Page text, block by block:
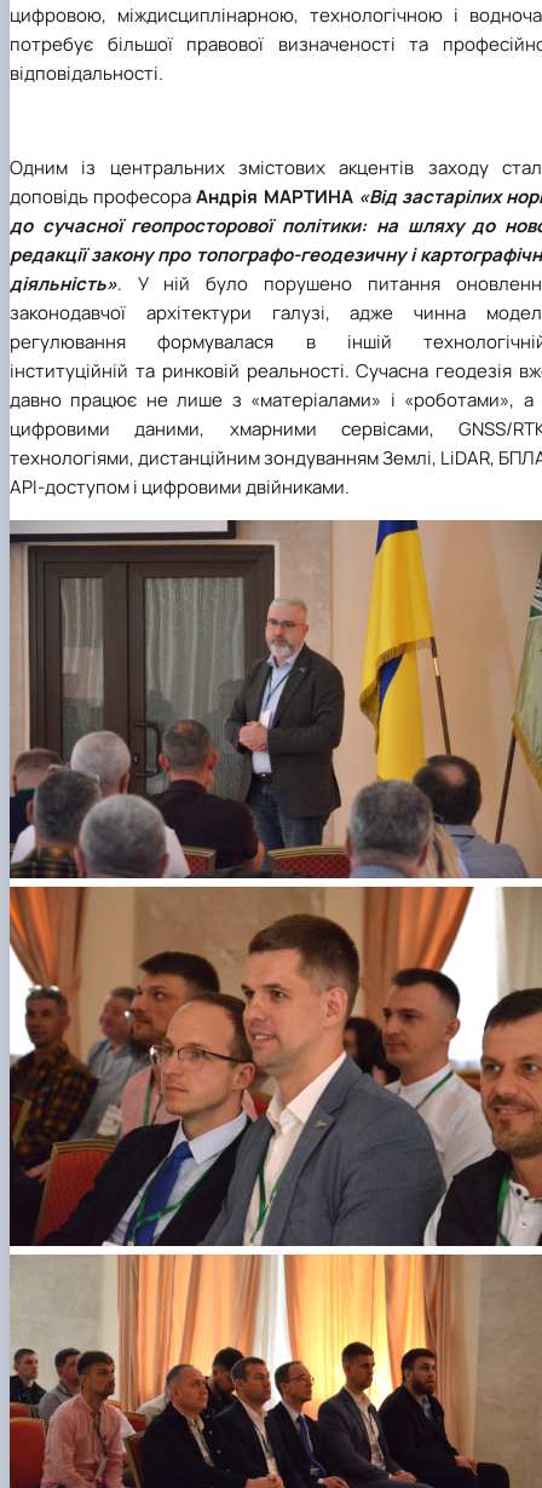
цифровою, міждисциплінарною, технологічною і
потребує більшої правової визначеності та
відповідальності.
Одним із центральних змістових акцентів заходу
доповідь професораАндрія МАРТИНА «Від застарілих
до сучасної геопросторової політики: на шляху до
редакції закону про топографо-геодезичну і
діяльність». У ній було порушено питання
законодавчої архітектури галузі, адже чинна
регулювання формувалася в іншій
інституційній та ринковій реальності. Сучасна геодезія
давно працює не лише з «матеріалами» і «роботами», а
цифровими даними, хмарними сервісами, GNSS/
технологіями, дистанційним зондуванням Землі, LiDAR,
API-доступом і цифровими двійниками.